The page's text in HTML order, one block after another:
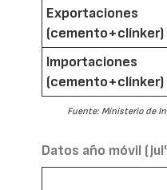
Exportaciones
(cemento+clínker)
Importaciones
(cemento+clínker)
Fuente: Ministerio de
Datos año móvil